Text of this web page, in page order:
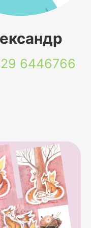
6446766